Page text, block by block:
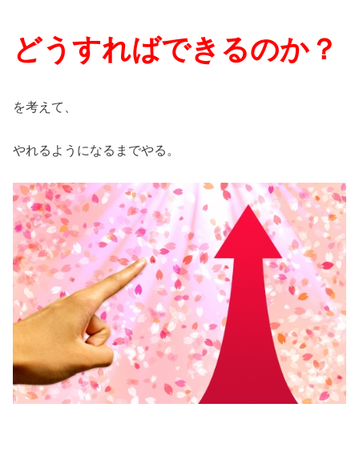
どうすればできるのか？
を考えて、
やれるようになるまでやる。